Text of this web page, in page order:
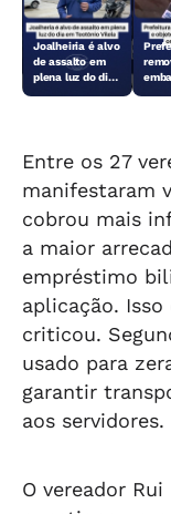
Joalheiria é alvo
de assalto em
plena luz do dia
Entre os 27
manifestaram
cobrou mais
a maior
empréstimo
aplicação. Isso
criticou.
usado para
garantir
aos servidores.
O vereador